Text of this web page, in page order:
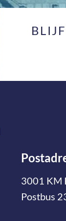
3001 KM
Postbus